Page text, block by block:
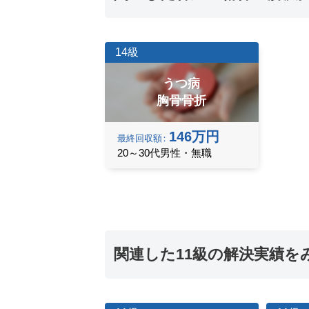
14級
うつ病
胸骨骨折
最終回収額 146万円
20～30代男性・無職
関連した11級の解決実績を